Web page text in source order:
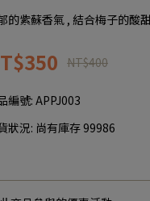
的紫蘇香氣 , 結合梅子的酸
NT$400
編號: APPJ003
狀況: 尚有庫存 99986